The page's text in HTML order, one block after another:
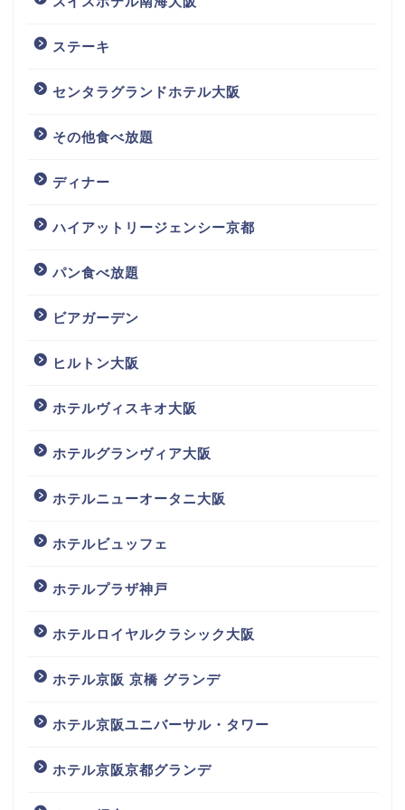
ステーキ
センタラグランドホテル大阪
その他食べ放題
ディナー
ハイアットリージェンシー京都
パン食べ放題
ビアガーデン
ヒルトン大阪
ホテルヴィスキオ大阪
ホテルグランヴィア大阪
ホテルニューオータニ大阪
ホテルビュッフェ
ホテルプラザ神戸
ホテルロイヤルクラシック大阪
ホテル京阪 京橋 グランデ
ホテル京阪ユニバーサル・タワー
ホテル京阪京都グランデ